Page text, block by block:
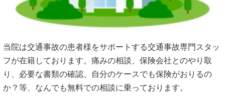
当院は交通事故の患者様をサポートする交通事故専門スタッ
フが在籍しております。痛みの相談、保険会社とのやり取
り、必要な書類の確認、自分のケースでも保険がおりるの
か？等、なんでも無料での相談に乗っております。